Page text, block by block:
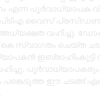
എന്ന പൂർവാധ്യാപക
വൈസ്
വഹിച്ചു.
സ്വാഗതം ചെയ്ത
ഇബ്രാഹിംകുട്ടി
പൂർവാധ്യാപകരും
പങ്കെടുത്ത ഈ ചടങ്ങ്